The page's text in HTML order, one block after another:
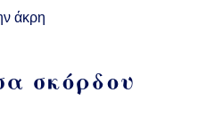
άκρη
σκόρδου